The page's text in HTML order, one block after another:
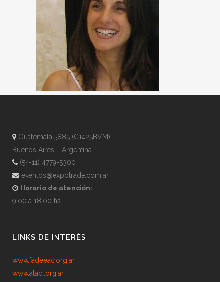
Guatemala 5885 (C1425BVM)
Buenos Aires – Argentina
(54-11) 4779-5300
eventos@expotrade.com.ar
Horario de atención:
9:00 a 18:00 hs.
LINKS DE INTERÉS
www.fadeeac.org.ar
www.ataci.org.ar